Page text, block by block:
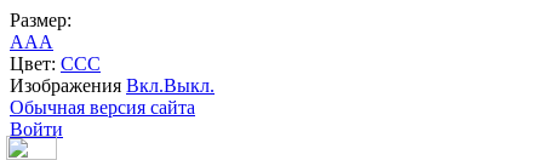
Размер:
AAA
Цвет: CCC
Изображения Вкл.Выкл.
Обычная версия сайта
Войти